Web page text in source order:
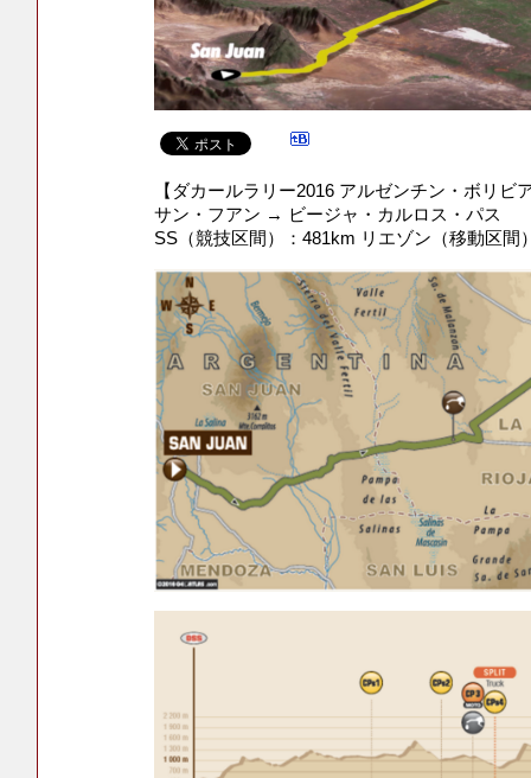
【ダカールラリー2016 アルゼンチン・ボリビ
サン・フアン → ビージャ・カルロス・パス
SS（競技区間）：481km リエゾン（移動区間